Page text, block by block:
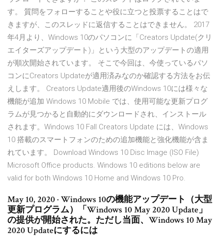
す。 質問をフォローすることや役に立つと投票することはで
きますが、このスレッドに返信することはできません。 2017
年4月より、Windows 10のパソコンに「Creators Update(クリ
エイターズアップデート)」という大型のアップデートの適用
が順次開始されています。 そこで今回は、今使っているパソ
コンにCreators Updateが適用済みなのか確認する方法をお伝
えします。 Creators Update適用後のWindows 10には様々な
機能が追加 Windows 10 Mobile では、使用可能な更新プログ
ラムが見つかると自動的にダウンロードされ、インストール
されます。Windows 10 Fall Creators Update には、Windows
10 搭載のスマートフォンのための追加機能と強化機能が含ま
れています。 Download Windows 10 Disc Image (ISO File)
Microsoft Office products. Windows 10 editions below are
valid for both Windows 10 Home and Windows 10 Pro.
May 10, 2020 · Windows 10の機能アップデート（大型
更新プログラム）「Windows 10 May 2020 Update」
の提供が開始された。ただし当面、Windows 10 May
2020 Updateにするには